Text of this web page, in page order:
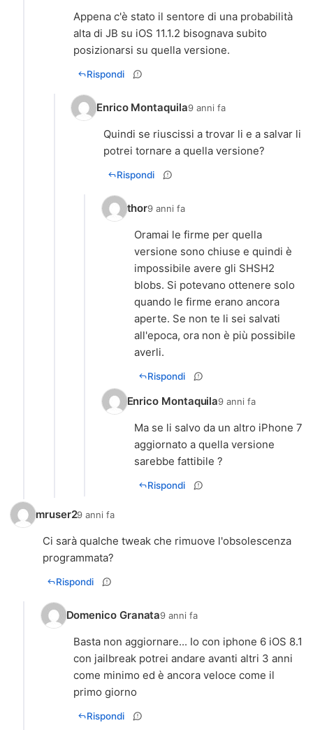
Appena c'è stato il sentore di una probabilità
alta di JB su iOS 11.1.2 bisognava subito
posizionarsi su quella versione.
Rispondi
Enrico Montaquila9 anni fa
Quindi se riuscissi a trovar li e a salvar li
potrei tornare a quella versione?
Rispondi
thor9 anni fa
Oramai le firme per quella
versione sono chiuse e quindi è
impossibile avere gli SHSH2
blobs. Si potevano ottenere solo
quando le firme erano ancora
aperte. Se non te li sei salvati
all'epoca, ora non è più possibile
averli.
Rispondi
Enrico Montaquila9 anni fa
Ma se li salvo da un altro iPhone 7
aggiornato a quella versione
sarebbe fattibile ?
Rispondi
mruser29 anni fa
Ci sarà qualche tweak che rimuove l'obsolescenza
programmata?
Rispondi
Domenico Granata9 anni fa
Basta non aggiornare... Io con iphone 6 iOS 8.1
con jailbreak potrei andare avanti altri 3 anni
come minimo ed è ancora veloce come il
primo giorno
Rispondi